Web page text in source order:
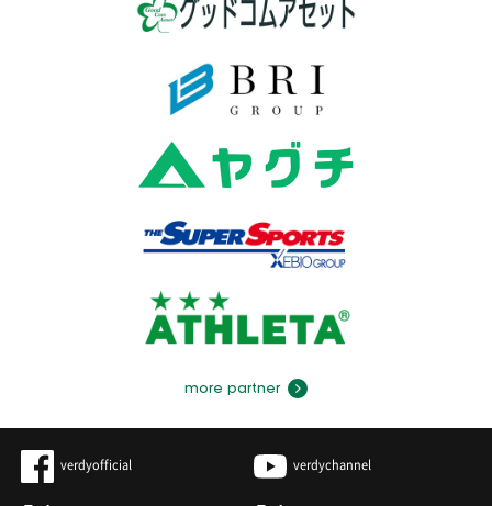
more partner
verdyofficial verdychannel